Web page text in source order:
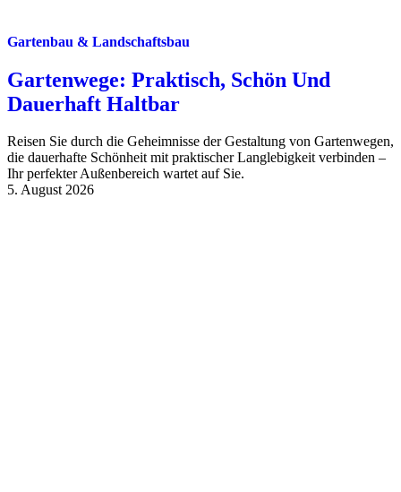
Gartenbau & Landschaftsbau
Gartenwege: Praktisch, Schön Und
Dauerhaft Haltbar
Reisen Sie durch die Geheimnisse der Gestaltung von Gartenwegen,
die dauerhafte Schönheit mit praktischer Langlebigkeit verbinden –
Ihr perfekter Außenbereich wartet auf Sie.
5. August 2026